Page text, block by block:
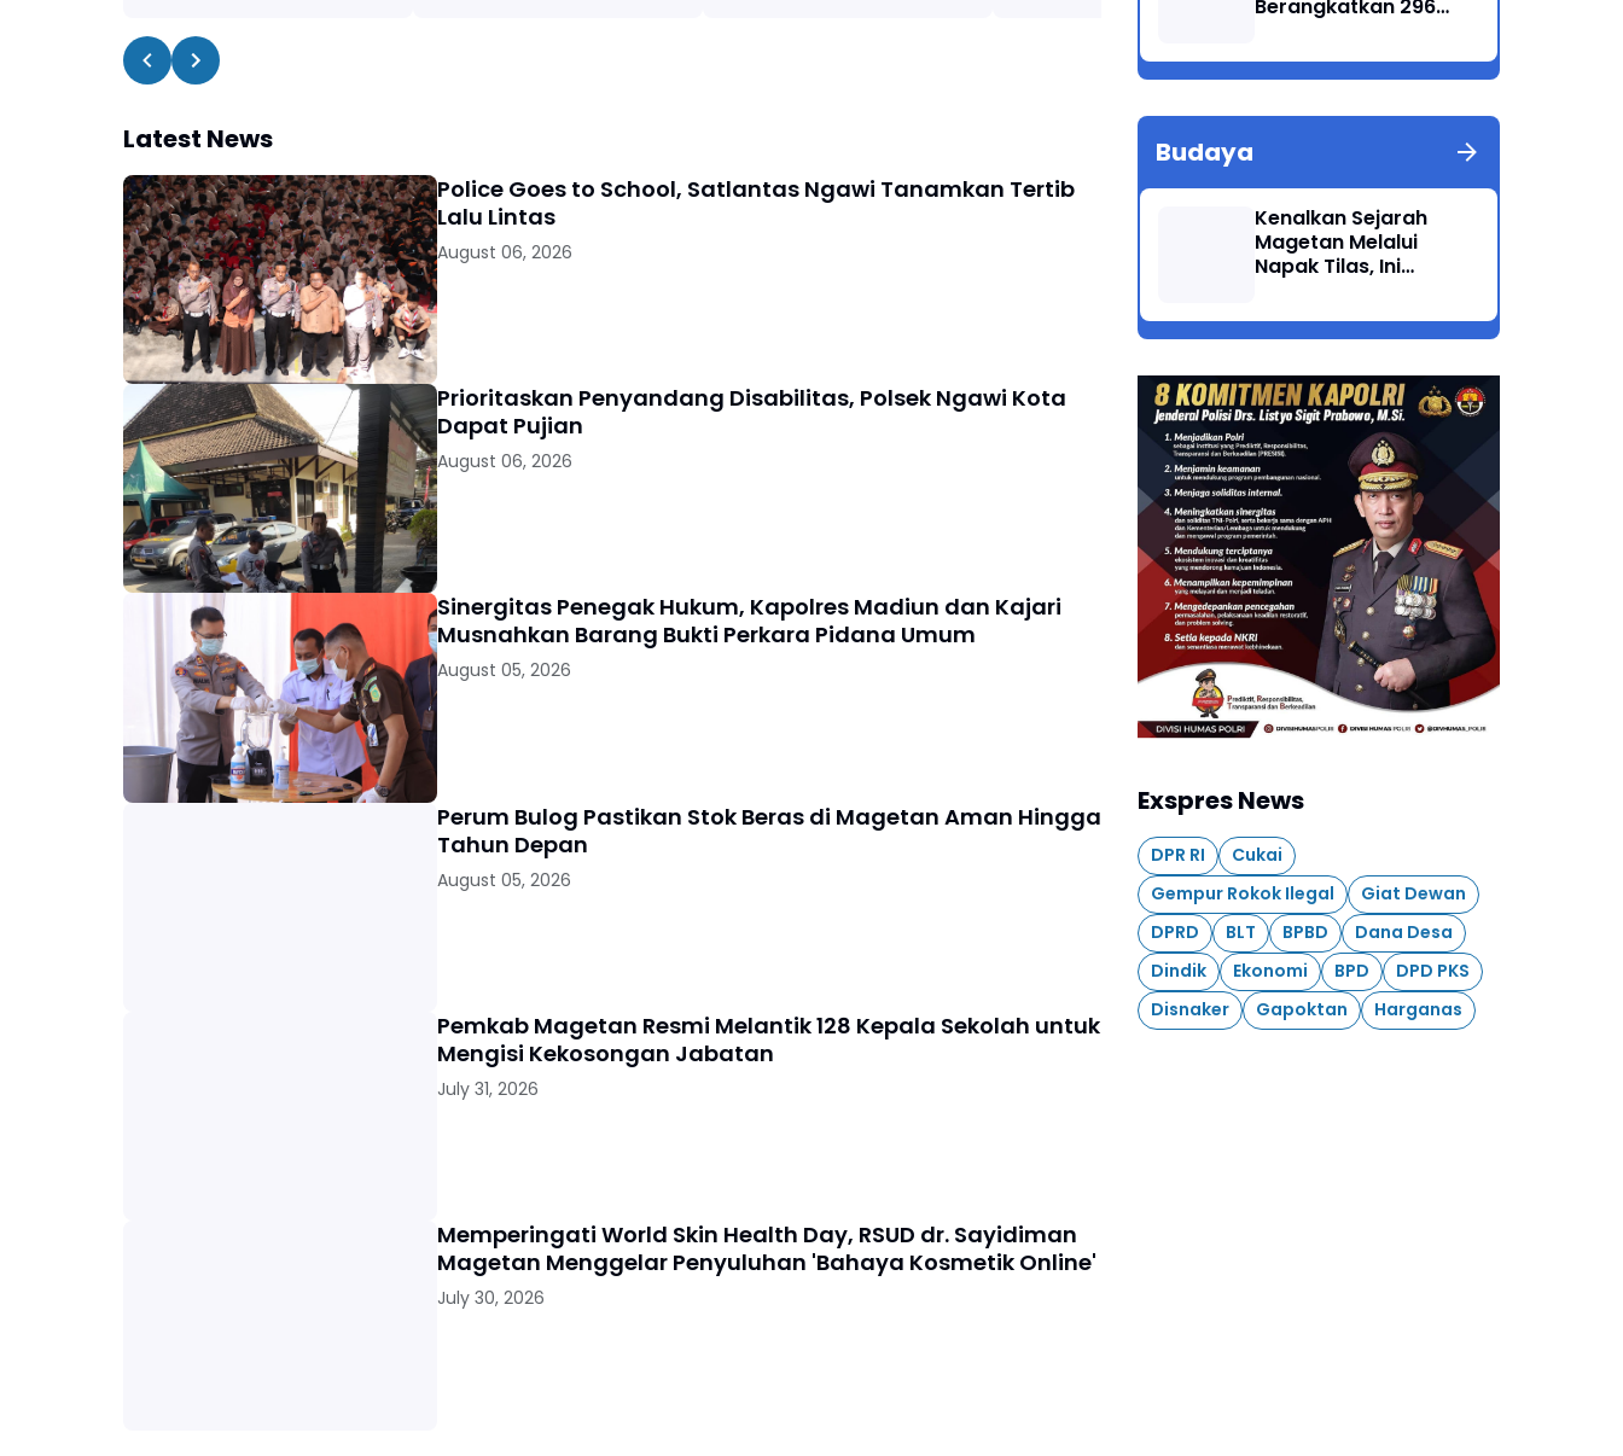
Latest News
Police Goes to School, Satlantas Ngawi Tanamkan Tertib
Lalu Lintas
August 06, 2026
Prioritaskan Penyandang Disabilitas, Polsek Ngawi Kota
Dapat Pujian
August 06, 2026
Sinergitas Penegak Hukum, Kapolres Madiun dan Kajari
Musnahkan Barang Bukti Perkara Pidana Umum
August 05, 2026
Perum Bulog Pastikan Stok Beras di Magetan Aman Hingga
Tahun Depan
August 05, 2026
Pemkab Magetan Resmi Melantik 128 Kepala Sekolah untuk
Mengisi Kekosongan Jabatan
July 31, 2026
Memperingati World Skin Health Day, RSUD dr. Sayidiman
Magetan Menggelar Penyuluhan 'Bahaya Kosmetik Online'
July 30, 2026
Berangkatkan 296
Jatim 2025
Budaya
Kenalkan Sejarah
Magetan Melalui
Napak Tilas, Ini
Kadis Dikpora.
Exspres News
DPR RI
Cukai
Gempur Rokok Ilegal
Giat Dewan
DPRD
BLT BPBD
Dana Desa
Dindik
Ekonomi BPD
DPD PKS
Disnaker
Gapoktan Harganas